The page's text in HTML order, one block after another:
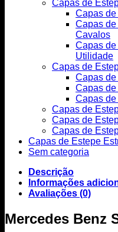
Capas de
Capas
Capas
Cavalos
Capas
Utilidade
Capas de
Capas
Capas
Capas
Capas de
Capas de
Capas de
Capas de Estepe
Sem categoria
Descrição
Informações
Avaliações (0)
Mercedes Benz